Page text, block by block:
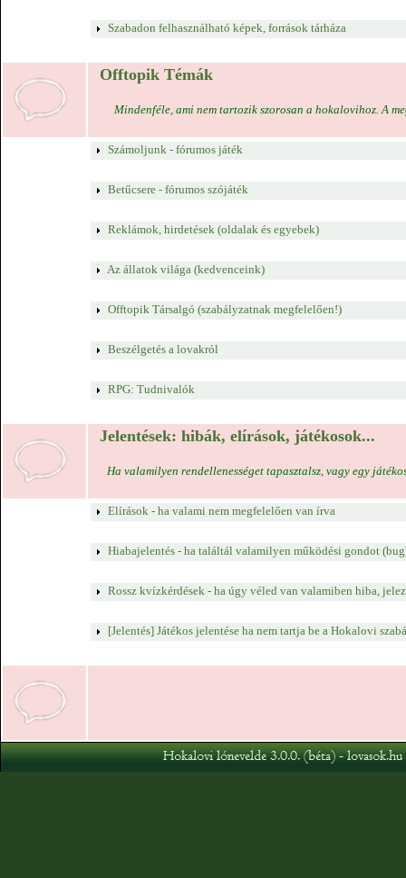
Szabadon felhasználható képek, források tárháza
Offtopik Témák
Mindenféle, ami nem tartozik szorosan a hokalovihoz. A
Számoljunk - fórumos játék
Betűcsere - fórumos szójáték
Reklámok, hirdetések (oldalak és egyebek)
Az állatok világa (kedvenceink)
Offtopik Társalgó (szabályzatnak megfelelően!)
Beszélgetés a lovakról
RPG: Tudnivalók
Jelentések: hibák, elírások, játékosok...
Ha valamilyen rendellenességet tapasztalsz, vagy egy
Elírások - ha valami nem megfelelően van írva
Hiabajelentés - ha találtál valamilyen működési gondot
Rossz kvízkérdések - ha úgy véled van valamiben hiba,
[Jelentés] Játékos jelentése ha nem tartja be a Hokalovi